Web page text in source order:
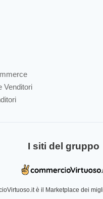
Venditori
I siti del gruppo
è il Marketplace dei